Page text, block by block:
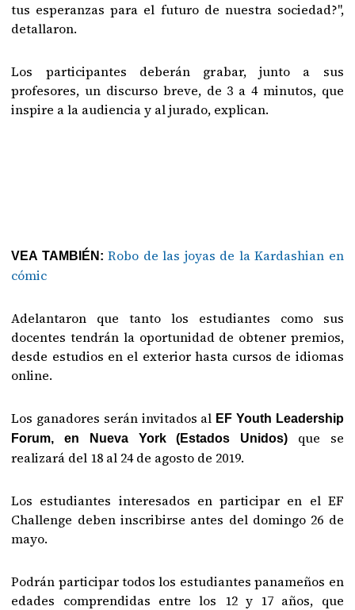
tus esperanzas para el futuro de nuestra sociedad?",
detallaron.
Los participantes deberán grabar, junto a sus
profesores, un discurso breve, de 3 a 4 minutos, que
inspire a la audiencia y al jurado, explican.
VEA TAMBIÉN:Robo de las joyas de la Kardashian en
cómic
Adelantaron que tanto los estudiantes como sus
docentes tendrán la oportunidad de obtener premios,
desde estudios en el exterior hasta cursos de idiomas
online.
Los ganadores serán invitados al EF Youth Leadership
Forum, en Nueva York (Estados Unidos) que se
realizará del 18 al 24 de agosto de 2019.
Los estudiantes interesados en participar en el EF
Challenge deben inscribirse antes del domingo 26 de
mayo.
Podrán participar todos los estudiantes panameños en
edades comprendidas entre los 12 y 17 años, que